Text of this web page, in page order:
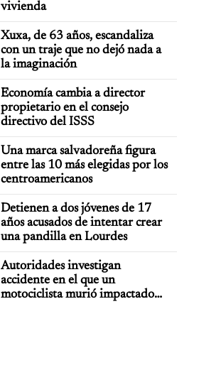
vivienda
Xuxa, de 63 años, escandaliza
con un traje que no dejó nada a
la imaginación
Economía cambia a director
propietario en el consejo
directivo del ISSS
Una marca salvadoreña figura
entre las 10 más elegidas por los
centroamericanos
Detienen a dos jóvenes de 17
años acusados de intentar crear
una pandilla en Lourdes
Autoridades investigan
accidente en el que un
motociclista murió impactado